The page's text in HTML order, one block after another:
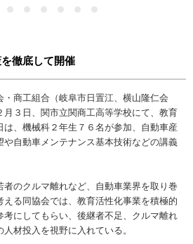
徹底して開催
商工組合（岐阜市日置江、横山隆仁会
３日、関市立関商工高等学校にて、教育
、機械科２年生７６名が参加、自動車産
自動車メンテナンス基本技術などの講義
のクルマ離れなど、自動車業界を取り巻
える同協会では、教育活性化事業を積極的
考にしてもらい、後継者不足、クルマ離れ
材投入を視野に入れている。